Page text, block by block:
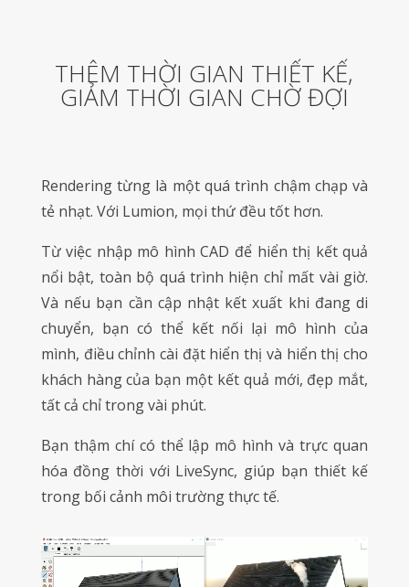
THÊM THỜI GIAN THIẾT KẾ,
GIẢM THỜI GIAN CHỜ ĐỢI
Rendering từng là một quá trình chậm chạp và
tẻ nhạt. Với Lumion, mọi thứ đều tốt hơn.
Từ việc nhập mô hình CAD để hiển thị kết quả
nổi bật, toàn bộ quá trình hiện chỉ mất vài giờ.
Và nếu bạn cần cập nhật kết xuất khi đang di
chuyển, bạn có thể kết nối lại mô hình của
mình, điều chỉnh cài đặt hiển thị và hiển thị cho
khách hàng của bạn một kết quả mới, đẹp mắt,
tất cả chỉ trong vài phút.
Bạn thậm chí có thể lập mô hình và trực quan
hóa đồng thời với LiveSync, giúp bạn thiết kế
trong bối cảnh môi trường thực tế.